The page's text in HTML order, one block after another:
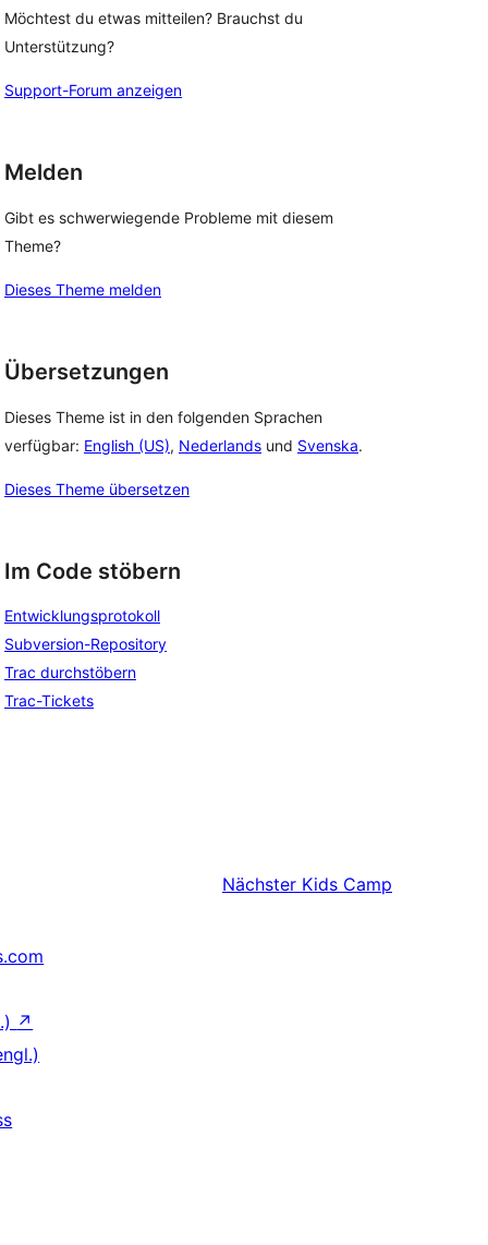
Möchtest du etwas mitteilen? Brauchst du
Unterstützung?
Support-Forum anzeigen
Melden
Gibt es schwerwiegende Probleme mit diesem
Theme?
Dieses Theme melden
Übersetzungen
Dieses Theme ist in den folgenden Sprachen
verfügbar: English (US), Nederlands und Svenska.
Dieses Theme übersetzen
Im Code stöbern
Entwicklungsprotokoll
Subversion-Repository
Trac durchstöbern
Trac-Tickets
Nächster Kids Camp
↗